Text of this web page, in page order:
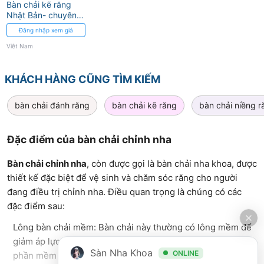
Bàn chải kẽ răng
Nhật Bản- chuyên
dùng cho người
chỉnh nha
Đăng nhập xem giá
Việt Nam
KHÁCH HÀNG CŨNG TÌM KIẾM
bàn chải đánh răng bàn chải kẽ răng bàn chải niềng
Đặc điểm của bàn chải chỉnh nha
Bàn chải chỉnh nha, còn được gọi là bàn chải nha khoa, được
thiết kế đặc biệt để vệ sinh và chăm sóc răng cho người
đang điều trị chỉnh nha. Điều quan trọng là chúng có các
đặc điểm sau:
Lông bàn chải mềm: Bàn chải này thường có lông mềm để
giảm áp lực khi chải, tránh làm tổn thương nướu và các
phần mềm nhạy cảm khác trong quá trình vệ sinh.
Sàn Nha Khoa ONLINE